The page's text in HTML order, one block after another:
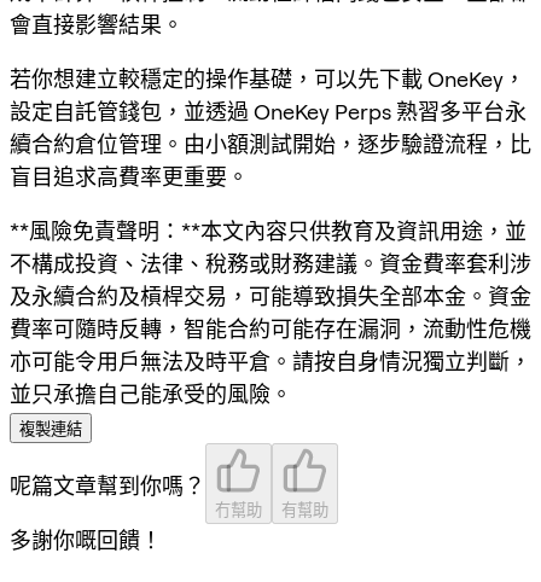
會直接影響結果。
若你想建立較穩定的操作基礎，可以先下載 OneKey，
設定自託管錢包，並透過 OneKey Perps 熟習多平台永
續合約倉位管理。由小額測試開始，逐步驗證流程，比
盲目追求高費率更重要。
**風險免責聲明：**本文內容只供教育及資訊用途，並
不構成投資、法律、稅務或財務建議。資金費率套利涉
及永續合約及槓桿交易，可能導致損失全部本金。資金
費率可隨時反轉，智能合約可能存在漏洞，流動性危機
亦可能令用戶無法及時平倉。請按自身情況獨立判斷，
並只承擔自己能承受的風險。
複製連結
呢篇文章幫到你嗎？
冇幫助 有幫助
多謝你嘅回饋！